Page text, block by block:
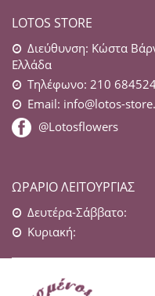
LOTOS STORE
Διεύθυνση: Κώστα
Ελλάδα
Τηλέφωνο: 210
Email: info@lotos-
@Lotosflowers
ΩΡΆΡΙΟ ΛΕΙΤΟΥΡΓΊΑΣ
Δευτέρα-Σάββατο:
Κυριακή: